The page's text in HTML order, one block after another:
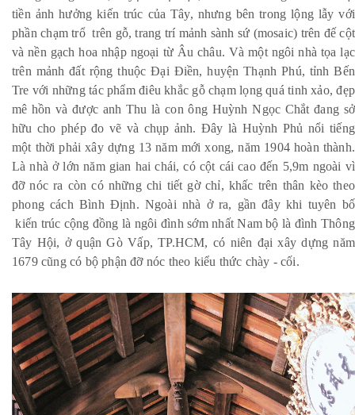
tiền ảnh hưởng kiến trúc của Tây, nhưng bên trong lộng lẫy với
phần chạm trổ trên gỗ, trang trí mảnh sành sứ (mosaic) trên đế cột
và nền gạch hoa nhập ngoại từ Âu châu. Và một ngôi nhà tọa lạc
trên mảnh đất rộng thuộc Đại Điền, huyện Thạnh Phú, tỉnh Bến
Tre với những tác phẩm điêu khắc gỗ chạm lọng quá tinh xảo, đẹp
mê hồn và được anh Thu là con ông Huỳnh Ngọc Chắt đang sở
hữu cho phép đo vẽ và chụp ảnh. Đây là Huỳnh Phủ nổi tiếng
một thời phải xây dựng 13 năm mới xong, năm 1904 hoàn thành.
Là nhà ở lớn năm gian hai chái, có cột cái cao đến 5,9m ngoài vì
đỡ nóc ra còn có những chi tiết gờ chỉ, khấc trên thân kèo theo
phong cách Bình Định. Ngoài nhà ở ra, gần đây khi tuyên bố
kiến trúc cộng đồng là ngôi đình sớm nhất Nam bộ là đình Thông
Tây Hội, ở quận Gò Vấp, TP.HCM, có niên đại xây dựng năm
1679 cũng có bộ phận đỡ nóc theo kiểu thức chày - cối.